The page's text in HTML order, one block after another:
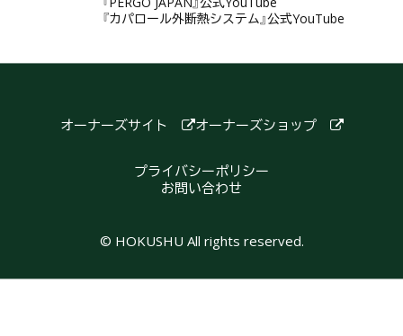
『カパロール外断熱システム』公式YouTube
オーナーズサイト オーナーズショップ
プライバシーポリシー
お問い合わせ
© HOKUSHU All rights reserved.